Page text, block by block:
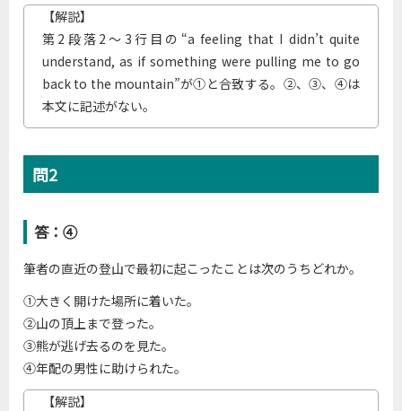
【解説】
第2段落2～3行目の“a feeling that I didn’t quite
understand, as if something were pulling me to go
back to the mountain”が①と合致する。②、③、④は
本文に記述がない。
問2
答：④
筆者の直近の登山で最初に起こったことは次のうちどれか。
①大きく開けた場所に着いた。
②山の頂上まで登った。
③熊が逃げ去るのを見た。
④年配の男性に助けられた。
【解説】